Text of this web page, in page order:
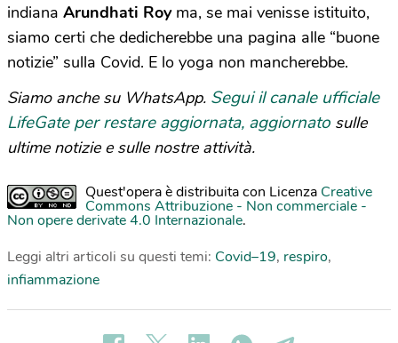
indiana Arundhati Royma, se mai venisse istituito,
siamo certi che dedicherebbe una pagina alle “buone
notizie” sulla Covid. E lo yoga non mancherebbe.
Siamo anche su WhatsApp. Segui il canale ufficiale
LifeGate per restare aggiornata, aggiornato sulle
ultime notizie e sulle nostre attività.
Quest'opera è distribuita con Licenza Creative
Commons Attribuzione - Non commerciale -
Non opere derivate 4.0 Internazionale.
Leggi altri articoli su questi temi: Covid–19, respiro,
infiammazione